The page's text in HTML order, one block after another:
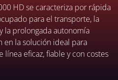
HD se caracteriza por rápida
para el transporte, la
la prolongada autonomía
en la solución ideal para
línea eficaz, fiable y con costes